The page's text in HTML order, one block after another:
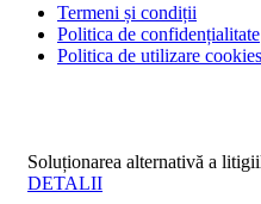
Termeni și condiții
Politica de confidențialitate
Politica de utilizare cookies
Soluționarea alternativă a
DETALII